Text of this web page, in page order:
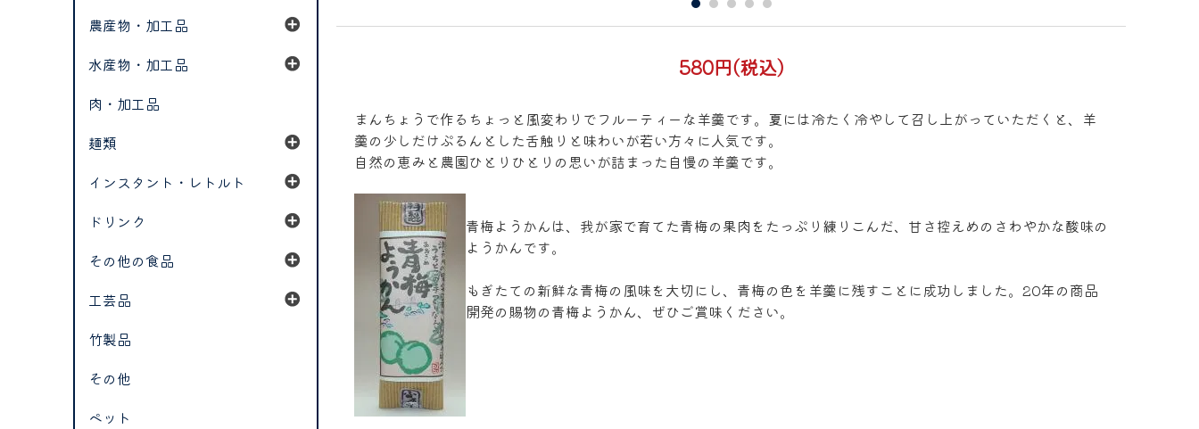
580円(税込)
まんちょうで作るちょっと風変わりでフルーティーな羊羹です。夏には冷たく冷やして召し上がっていただくと、羊
羹の少しだけぷるんとした舌触りと味わいが若い方々に人気です。
自然の恵みと農園ひとりひとりの思いが詰まった自慢の羊羹です。
青梅ようかんは、我が家で育てた青梅の果肉をたっぷり練りこんだ、甘さ控えめのさわやかな酸味の
ようかんです。
もぎたての新鮮な青梅の風味を大切にし、青梅の色を羊羹に残すことに成功しました。20年の商品
開発の賜物の青梅ようかん、ぜひご賞味ください。
農産物・加工品
水産物・加工品
肉・加工品
麺類
インスタント・レトルト
ドリンク
その他の食品
工芸品
竹製品
その他
ペット